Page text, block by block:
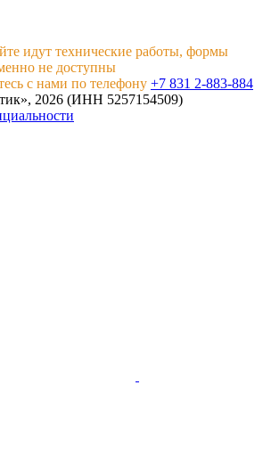
идут технические работы, формы
не доступны
с нами по телефону +7 831 2-883-884
2026 (ИНН 5257154509)